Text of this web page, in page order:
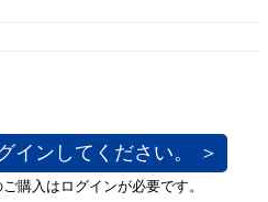
インしてください。 ＞